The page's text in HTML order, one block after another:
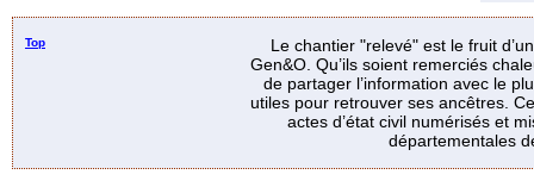
Top
Le chantier "relevé" est le fruit
Gen&O. Qu’ils soient remerciés
de partager l’information avec le
utiles pour retrouver ses ancêtres.
actes d’état civil numérisés et
départementales